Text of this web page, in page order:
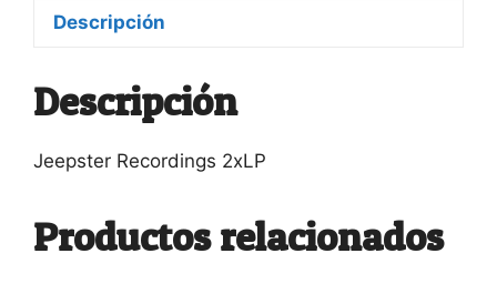
Descripción
Descripción
Jeepster Recordings 2xLP
Productos relacionados